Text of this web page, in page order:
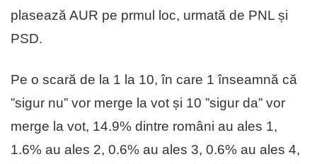
plasează AUR pe prmul loc, urmată de PNL și
PSD.
Pe o scară de la 1 la 10, în care 1 înseamnă că
”sigur nu” vor merge la vot și 10 ”sigur da” vor
merge la vot, 14.9% dintre români au ales 1,
1.6% au ales 2, 0.6% au ales 3, 0.6% au ales 4,